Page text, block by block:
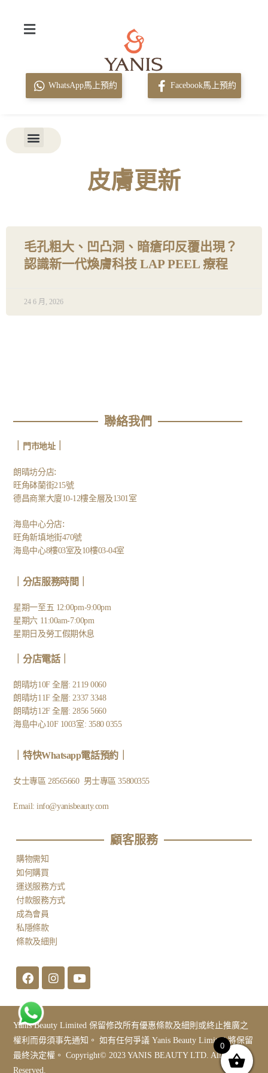
WhatsApp馬上預約 Facebook馬上預約
皮膚更新
毛孔粗大、凹凸洞、暗瘡印反覆出現？
認識新一代煥膚科技 LAP PEEL 療程
24 6 月, 2026
聯絡我們
門市地址｜
朗晴坊分店:
旺角砵蘭街215號
德昌商業大廈10-12樓全層及1301室
海島中心分店:
旺角新填地街470號
海島中心8樓03室及10樓03-04室
｜分店服務時間｜
星期一至五 12:00pm-9:00pm
星期六 11:00am-7:00pm
星期日及勞工假期休息
分店電話｜
朗晴坊10F 全層: 2119 0060
朗晴坊11F 全層: 2337 3348
朗晴坊12F 全層: 2856 5660
海島中心10F 1003室: 3580 0355
特快Whatsapp電話預約｜
女士專區28565660 男士專區35800355
Email:info@yanisbeauty.com
顧客服務​
購物需知
如何購買
運送服務方式
付款服務方式
成為會員
私隱條款
條款及細則
Yanis Beauty Limited 保留修改所有優惠條款及細則或終止推廣之
權利而毋須事先通知。 如有任何爭議 Yanis Beauty Limited 將保留
最終決定權。 Copyright© 2023 YANIS BEAUTY LTD. All Rights
Reserved.
0